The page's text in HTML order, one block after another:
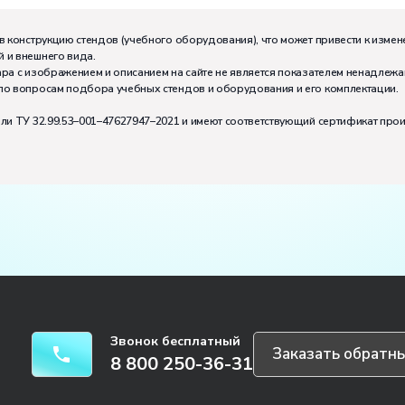
может работать на комплекте:4
стендов (учебного оборудования), что может привести к
и внешнего вида.
с изображением и описанием на сайте не является показателем
вопросам подбора учебных стендов и оборудования и его комплектации.
ТУ 32.99.53–001–47627947–2021 и имеют соответствующий сертификат
Звонок бесплатный
8 800 250-36-31 Заказать